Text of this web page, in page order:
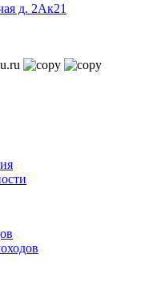
д. 2Ак21